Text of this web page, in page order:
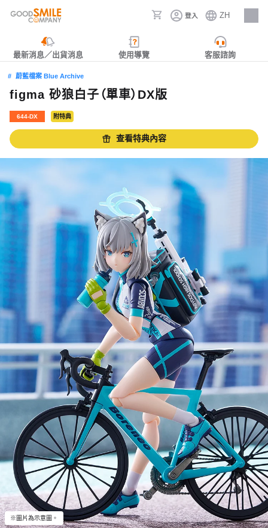
登入 ZH
人才招募
最新消息／出貨消息 使用導覽 客服諮詢
蔚藍檔案 Blue Archive
figma 砂狼白子（單車）DX版
644-DX 附特典
查看特典內容
※圖片為示意圖。